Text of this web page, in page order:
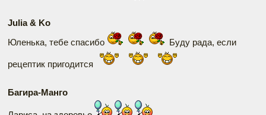
Julia & Ko
Юленька, тебе спасибо
Буду рада, если
рецептик пригодится
Багира-Манго